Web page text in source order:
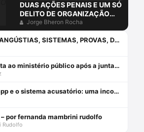
DUAS AÇÕES PENAIS E UM SÓ
DELITO DE ORGANIZAÇÃO
CRIMINOSA?
Jorge Bheron Rocha
INQUIETAÇÕES, ANGÚSTIAS, SISTEMAS, PROVAS, DIREITO E O ERRO DA COMPREENSÃO JURÍDICA ESTUDANDO APENAS O DIREITO.
A abertura de vista ao ministério público após a juntada da resposta à acusação
O artigo 385 do cpp e o sistema acusatório: uma incompatiblidade com a constituição federal
por fernanda mambrini rudolfo
Rudolfo